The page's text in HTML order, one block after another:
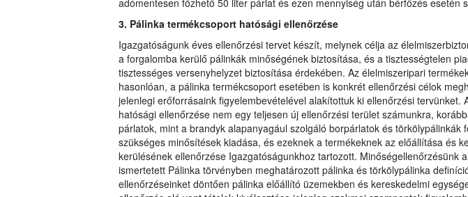
adómentesen főzhető 50 liter párlat és ezen mennyiség után bérfőzés esetén
3. Pálinka termékcsoport hatósági ellenőrzése
Igazgatóságunk éves ellenőrzési tervet készít, melynek célja az
a forgalomba kerülő pálinkák minőségének biztosítása, és a tisztességtelen
tisztességes versenyhelyzet biztosítása érdekében. Az élelmiszeripari
hasonlóan, a pálinka termékcsoport esetében is konkrét ellenőrzési célok
jelenlegi erőforrásaink figyelembevételével alakítottuk ki ellenőrzési tervünket.
hatósági ellenőrzése nem egy teljesen új ellenőrzési terület számunkra,
párlatok, mint a brandyk alapanyagául szolgáló borpárlatok és törkölypálinkák
szükséges minősítések kiadása, és ezeknek a termékeknek az előállítása és
kerülésének ellenőrzése Igazgatóságunkhoz tartozott. Minőségellenőrzésünk
ismertetett Pálinka törvényben meghatározott pálinka és törkölypálinka
ellenőrzéseinket döntően pálinka előállító üzemekben és kereskedelmi